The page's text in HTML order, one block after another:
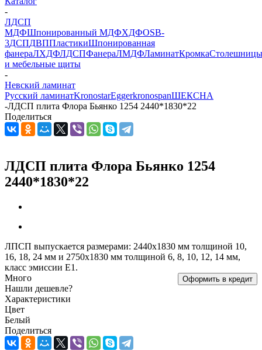
-
ЛДСП
МДФШпонированный МДФХДФOSB-
3ДСПДВППластикиШпонированная
фанераЛХДФЛДСПФанераЛМДФЛаминатКромкаСтолешницы
и мебельные щиты
-
Невский ламинат
Русский ламинатKronostarEggerkronospanШЕКСНА
-ЛДСП плита Флора Бьянко 1254 2440*1830*22
Поделиться
ЛДСП плита Флора Бьянко 1254
2440*1830*22
ЛПСП выпускается размерами: 2440х1830 мм толщиной 10,
16, 18, 24 мм и 2750х1830 мм толщиной 6, 8, 10, 12, 14 мм,
класс эмиссии Е1.
Оформить в кредит
Много
Нашли дешевле?
Характеристики
Цвет
Белый
Поделиться